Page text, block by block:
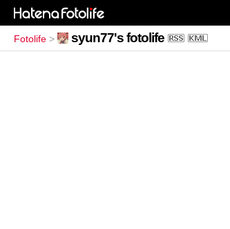
Fotolife > syun77's fotolife